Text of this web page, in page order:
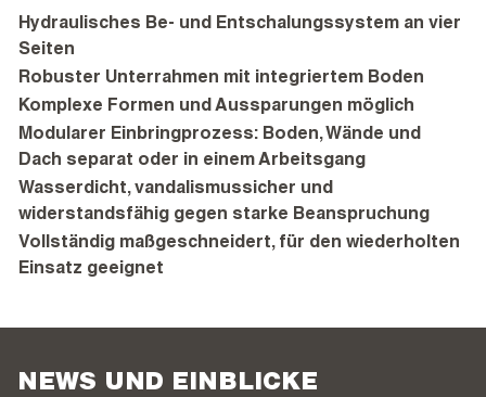
Hydraulisches Be- und Entschalungssystem an vier
Seiten
Robuster Unterrahmen mit integriertem Boden
Komplexe Formen und Aussparungen möglich
Modularer Einbringprozess: Boden, Wände und
Dach separat oder in einem Arbeitsgang
Wasserdicht, vandalismussicher und
widerstandsfähig gegen starke Beanspruchung
Vollständig maßgeschneidert, für den wiederholten
Einsatz geeignet
NEWS UND EINBLICKE